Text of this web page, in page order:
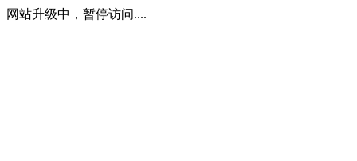
网站升级中，暂停访问....